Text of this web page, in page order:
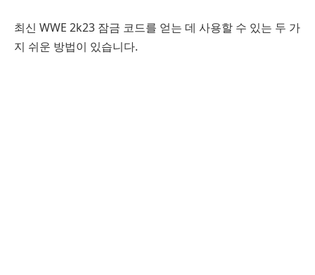
최신 WWE 2k23 잠금 코드를 얻는 데 사용할 수 있는 두 가
지 쉬운 방법이 있습니다.